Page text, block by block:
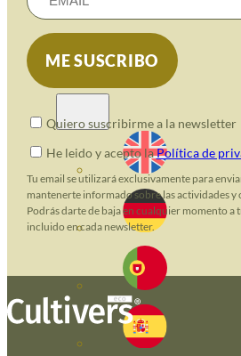
Quiero suscribirme a la newsletter
He leido y acepto laPolítica de
Tu email se utilizará exclusivamente para
mantenerte informado sobre las actividades y
Podrás darte de baja en cualquier momento a
incluido en cada newsletter.